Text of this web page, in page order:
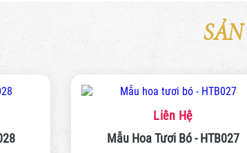
Liên Hệ
Mẫu Hoa Tươi Bó - HTB027